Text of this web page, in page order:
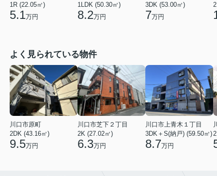
1R (22.05㎡)
5.1万円
1LDK (50.30㎡)
8.2万円
3DK (53.00㎡)
7万円
よく見られている物件
川口市原町
2DK (43.16㎡)
9.5万円
川口市芝下２丁目
2K (27.02㎡)
6.3万円
川口市上青木１丁目
3DK＋S(納戸) (59.50㎡)
8.7万円